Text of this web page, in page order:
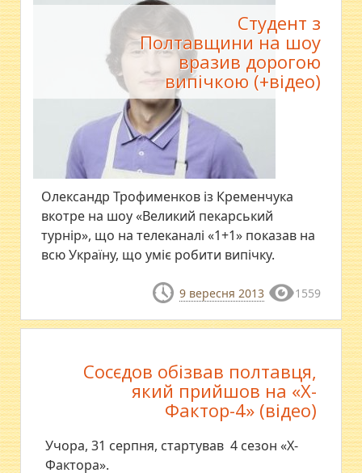
Студент з
Полтавщини на шоу
вразив дорогою
випічкою (+відео)
Олександр Трофименков із Кременчука
вкотре на шоу «Великий пекарський
турнір», що на телеканалі «1+1» показав на
всю Україну, що уміє робити випічку.
9 вересня 2013 1559
Cосєдов обізвав полтавця,
який прийшов на «Х-
Фактор-4» (відео)
Учора, 31 серпня, стартував 4 сезон «Х-
Фактора».